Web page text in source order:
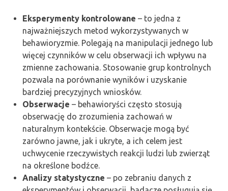
Eksperymenty kontrolowane – to jedna z
najważniejszych metod wykorzystywanych w
behawioryzmie. Polegają na manipulacji jednego lub
więcej czynników w celu obserwacji ich wpływu na
zmienne zachowania. Stosowanie grup kontrolnych
pozwala na porównanie wyników i uzyskanie
bardziej precyzyjnych wniosków.
Obserwacje – behawioryści często stosują
obserwację do zrozumienia zachowań w
naturalnym kontekście. Obserwacje mogą być
zarówno jawne, jak i ukryte, a ich celem jest
uchwycenie rzeczywistych reakcji ludzi lub zwierząt
na określone bodźce.
Analizy statystyczne – po zebraniu danych z